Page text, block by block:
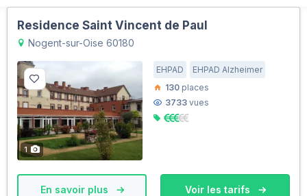
Residence Saint Vincent de Paul
Nogent-sur-Oise 60180
1
EHPAD
EHPAD Alzheimer
130 places
3733 vues
En savoir plus Voir les tarifs